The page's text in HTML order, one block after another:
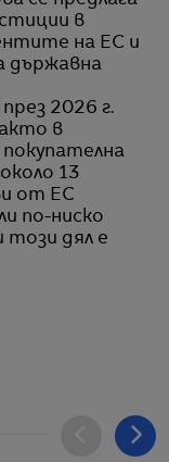
в
на ЕС и
държавна
2026 г.
в
13
от ЕС
по-ниско
този дял е